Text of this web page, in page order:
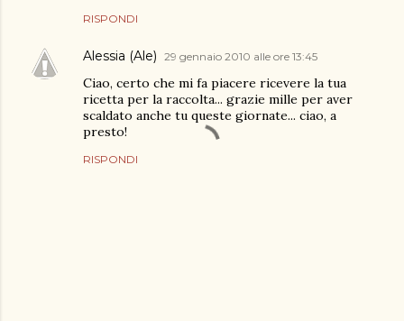
RISPONDI
Alessia (Ale) 29 gennaio 2010 alle ore 13:45
Ciao, certo che mi fa piacere ricevere la tua
ricetta per la raccolta... grazie mille per aver
scaldato anche tu queste giornate... ciao, a
presto!
RISPONDI